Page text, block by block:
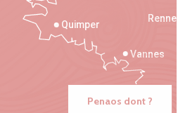
Rennes
Vannes
Quimper
Penaos dont ?